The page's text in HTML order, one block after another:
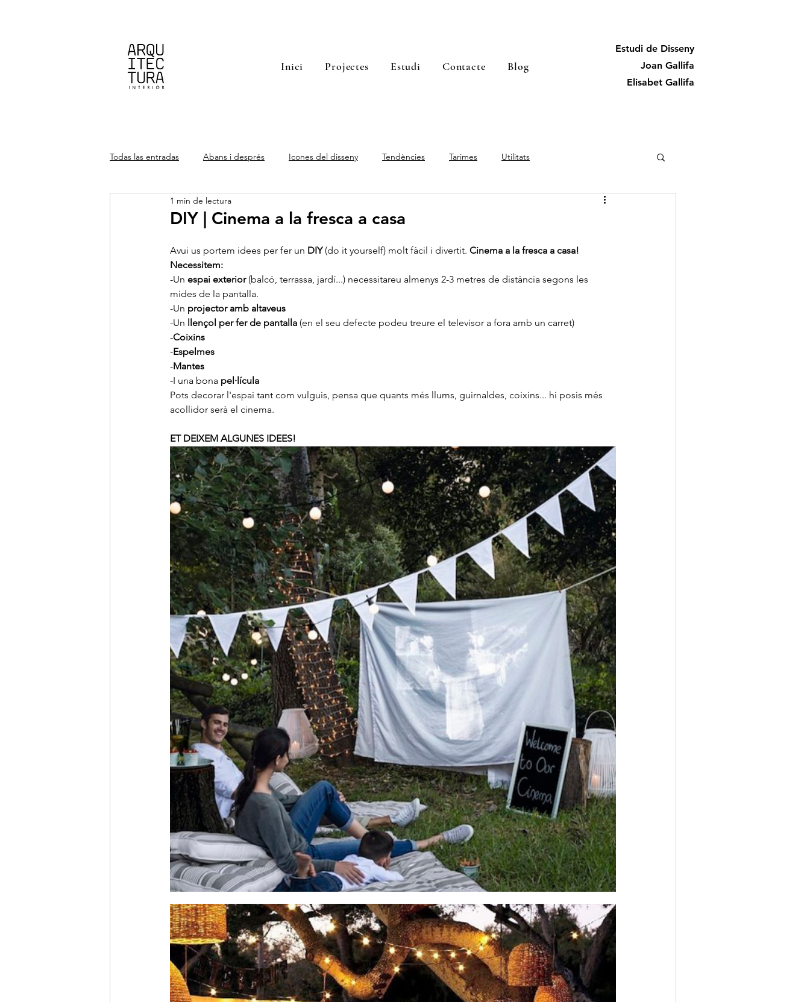
Inici Projectes Estudi Contacte Blog
Estudi de Disseny
Joan Gallifa
Elisabet Gallifa
Todas las entradas Abans i després Icones del disseny Tendències Tarimes Utilitats
DIY | Cinema a la fresca a casa
1 min de lectura
Avui us portem idees per fer un DIY (do it yourself) molt fàcil i divertit. Cinema a la fresca a casa!
Necessitem:
-Un espai exterior (balcó, terrassa, jardí...) necessitareu almenys 2-3 metres de distància segons les
mides de la pantalla.
-Un projector amb altaveus
-Un llençol per fer de pantalla (en el seu defecte podeu treure el televisor a fora amb un carret)
-Coixins
-Espelmes
-Mantes
-I una bona pel·lícula
Pots decorar l'espai tant com vulguis, pensa que quants més llums, guirnaldes, coixins... hi posis més
acollidor serà el cinema.
ET DEIXEM ALGUNES IDEES!